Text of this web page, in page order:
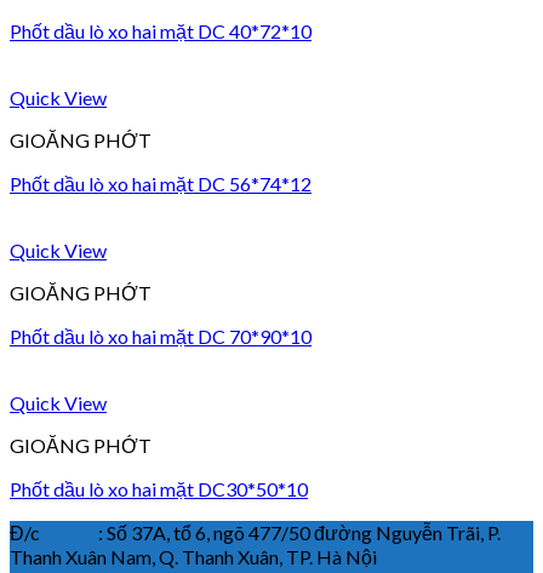
Phốt dầu lò xo hai mặt DC 40*72*10
Quick View
GIOĂNG PHỚT
Phốt dầu lò xo hai mặt DC 56*74*12
Quick View
GIOĂNG PHỚT
Phốt dầu lò xo hai mặt DC 70*90*10
Quick View
GIOĂNG PHỚT
Phốt dầu lò xo hai mặt DC30*50*10
Đ/c : Số 37A, tổ 6, ngõ 477/50 đường Nguyễn Trãi, P.
Thanh Xuân Nam, Q. Thanh Xuân, TP. Hà Nội